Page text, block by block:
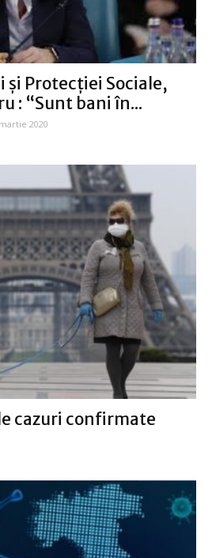
Protecţiei Sociale,
: “Sunt bani în...
2020
cazuri confirmate